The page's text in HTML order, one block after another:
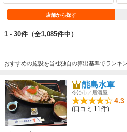
店舗から探す
1 - 30件 （全1,085件中）
おすすめの施設を当社独自の算出基準でランキ
能島水軍
今治市／居酒屋
4.3
(口コミ 11件)